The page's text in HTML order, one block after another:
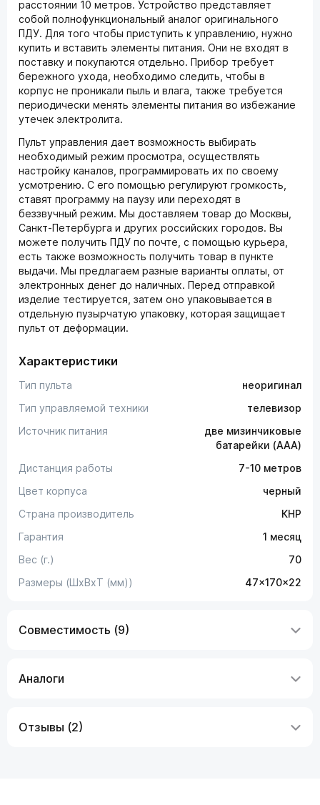
расстоянии 10 метров. Устройство представляет
собой полнофункциональный аналог оригинального
ПДУ. Для того чтобы приступить к управлению, нужно
купить и вставить элементы питания. Они не входят в
поставку и покупаются отдельно. Прибор требует
бережного ухода, необходимо следить, чтобы в
корпус не проникали пыль и влага, также требуется
периодически менять элементы питания во избежание
утечек электролита.
Пульт управления дает возможность выбирать
необходимый режим просмотра, осуществлять
настройку каналов, программировать их по своему
усмотрению. С его помощью регулируют громкость,
ставят программу на паузу или переходят в
беззвучный режим. Мы доставляем товар до Москвы,
Санкт-Петербурга и других российских городов. Вы
можете получить ПДУ по почте, с помощью курьера,
есть также возможность получить товар в пункте
выдачи. Мы предлагаем разные варианты оплаты, от
электронных денег до наличных. Перед отправкой
изделие тестируется, затем оно упаковывается в
отдельную пузырчатую упаковку, которая защищает
пульт от деформации.
Характеристики
Тип пульта
неоригинал
Тип управляемой техники
телевизор
Источник питания
две мизинчиковые
батарейки (AAA)
Дистанция работы
7-10 метров
Цвет корпуса
черный
Страна производитель
КНР
Гарантия
1 месяц
Вес (г.)
70
Размеры (ШxВxТ (мм))
47x170x22
Совместимость (9)
Аналоги
Отзывы (2)